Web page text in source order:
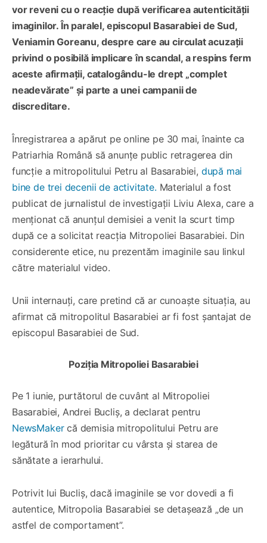
vor reveni cu o reacție după verificarea autenticității
imaginilor. În paralel, episcopul Basarabiei de Sud,
Veniamin Goreanu, despre care au circulat acuzații
privind o posibilă implicare în scandal, a respins ferm
aceste afirmații, catalogându-le drept „complet
neadevărate” și parte a unei campanii de
discreditare.
Înregistrarea a apărut pe online pe 30 mai, înainte ca
Patriarhia Română să anunțe public retragerea din
funcție a mitropolitului Petru al Basarabiei, după mai
bine de trei decenii de activitate. Materialul a fost
publicat de jurnalistul de investigații Liviu Alexa, care a
menționat că anunțul demisiei a venit la scurt timp
după ce a solicitat reacția Mitropoliei Basarabiei. Din
considerente etice, nu prezentăm imaginile sau linkul
către materialul video.
Unii internauți, care pretind că ar cunoaște situația, au
afirmat că mitropolitul Basarabiei ar fi fost șantajat de
episcopul Basarabiei de Sud.
Poziția Mitropoliei Basarabiei
Pe 1 iunie, purtătorul de cuvânt al Mitropoliei
Basarabiei, Andrei Bucliș, a declarat pentru
NewsMakercă demisia mitropolitului Petru are
legătură în mod prioritar cu vârsta și starea de
sănătate a ierarhului.
Potrivit lui Bucliș, dacă imaginile se vor dovedi a fi
autentice, Mitropolia Basarabiei se detașează „de un
astfel de comportament”.